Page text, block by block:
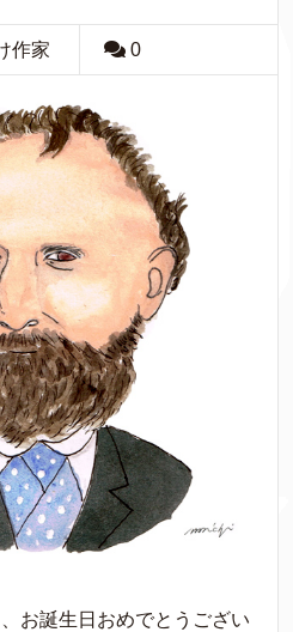
作家 0
お誕生日おめでとうござい